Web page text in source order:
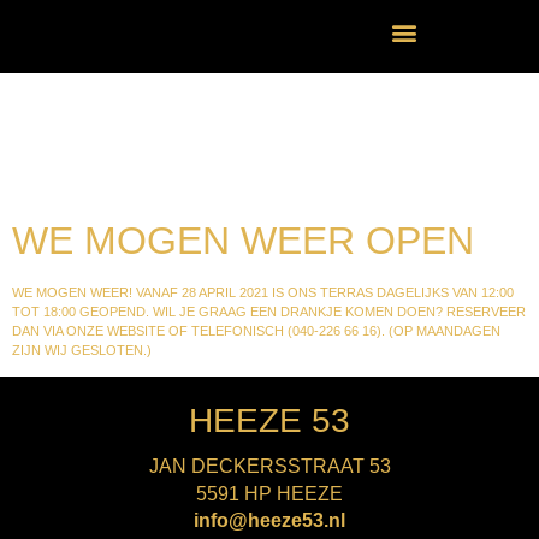
WE MOGEN WEER OPEN
WE MOGEN WEER! VANAF 28 APRIL 2021 IS ONS TERRAS DAGELIJKS VAN 12:00
TOT 18:00 GEOPEND. WIL JE GRAAG EEN DRANKJE KOMEN DOEN? RESERVEER
DAN VIA ONZE WEBSITE OF TELEFONISCH (040-226 66 16). (OP MAANDAGEN
ZIJN WIJ GESLOTEN.)
HEEZE 53
JAN DECKERSSTRAAT 53
5591 HP HEEZE
info@heeze53.nl